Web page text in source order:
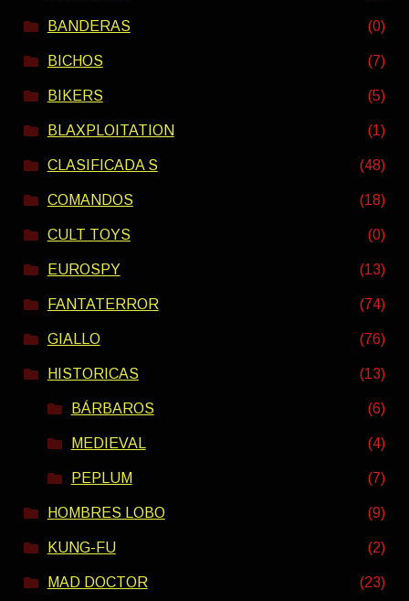
BANDERAS (0)
BICHOS (7)
BIKERS (5)
BLAXPLOITATION (1)
CLASIFICADA S (48)
COMANDOS (18)
CULT TOYS (0)
EUROSPY (13)
FANTATERROR (74)
GIALLO (76)
HISTORICAS (13)
BÁRBAROS (6)
MEDIEVAL (4)
PEPLUM (7)
HOMBRES LOBO (9)
KUNG-FU (2)
MAD DOCTOR (23)